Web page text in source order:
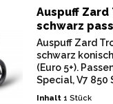
Auspuff
schwarz
Moto...
Auspuff Zard
schwarz
(Euro 5+).
Special, V7 850
Sport Bj. 2025
Inhalt1 Stück